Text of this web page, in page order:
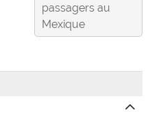
passagers au
Mexique